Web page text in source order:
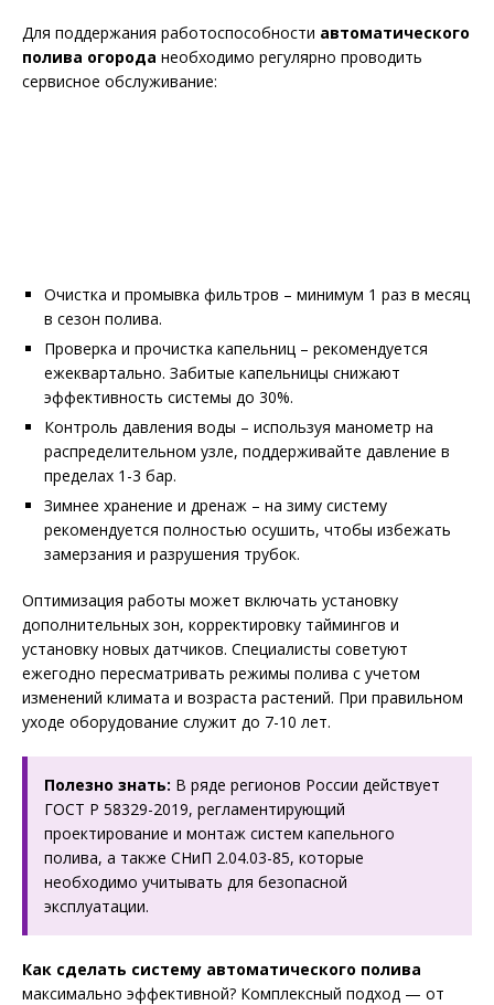
Для поддержания работоспособности автоматического
полива огорода необходимо регулярно проводить
сервисное обслуживание:
Очистка и промывка фильтров – минимум 1 раз в месяц
в сезон полива.
Проверка и прочистка капельниц – рекомендуется
ежеквартально. Забитые капельницы снижают
эффективность системы до 30%.
Контроль давления воды – используя манометр на
распределительном узле, поддерживайте давление в
пределах 1-3 бар.
Зимнее хранение и дренаж – на зиму систему
рекомендуется полностью осушить, чтобы избежать
замерзания и разрушения трубок.
Оптимизация работы может включать установку
дополнительных зон, корректировку таймингов и
установку новых датчиков. Специалисты советуют
ежегодно пересматривать режимы полива с учетом
изменений климата и возраста растений. При правильном
уходе оборудование служит до 7-10 лет.
Полезно знать: В ряде регионов России действует
ГОСТ Р 58329-2019, регламентирующий
проектирование и монтаж систем капельного
полива, а также СНиП 2.04.03-85, которые
необходимо учитывать для безопасной
эксплуатации.
Как сделать систему автоматического полива
максимально эффективной? Комплексный подход — от